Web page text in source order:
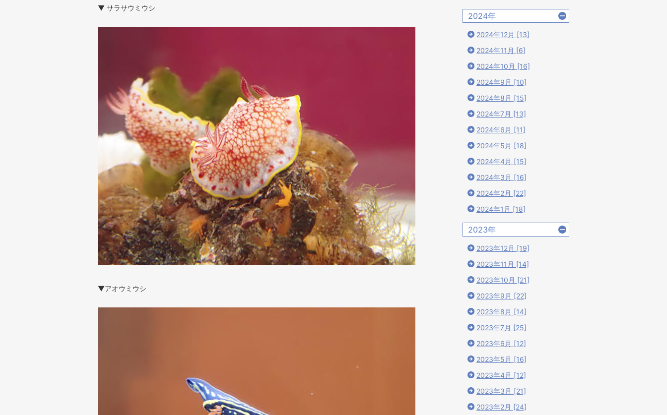
▼ サラサウミウシ
▼アオウミウシ
2024年
2024年12月 [13]
2024年11月 [6]
2024年10月 [16]
2024年9月 [10]
2024年8月 [15]
2024年7月 [13]
2024年6月 [11]
2024年5月 [18]
2024年4月 [15]
2024年3月 [16]
2024年2月 [22]
2024年1月 [18]
2023年
2023年12月 [19]
2023年11月 [14]
2023年10月 [21]
2023年9月 [22]
2023年8月 [14]
2023年7月 [25]
2023年6月 [12]
2023年5月 [16]
2023年4月 [12]
2023年3月 [21]
2023年2月 [24]